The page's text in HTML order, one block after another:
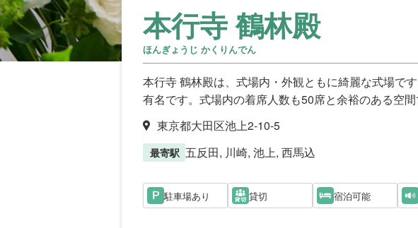
本行寺 鶴林殿
ほんぎょうじ かくりんでん
本行寺 鶴林殿は、式場内・外観ともに綺麗な式場で
有名です。式場内の着席人数も50席と余裕のある空間
東京都大田区池上2-10-5
最寄駅 五反田, 川崎, 池上, 西馬込
駐車場あり 貸切 宿泊可能